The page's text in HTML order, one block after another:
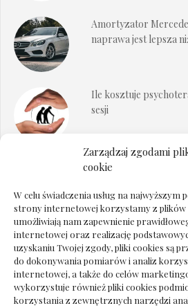
Zarządzaj zgodami
cookie
W celu świadczenia usług na najwyższym
strony internetowej korzystamy z plików
umożliwiają nam zapewnienie
internetowej oraz realizację
uzyskaniu Twojej zgody, pliki cookies są
do dokonywania pomiarów i analiz
internetowej, a także do celów
wykorzystuje również pliki cookies
korzystania z zewnętrznych narzędzi
Amortyzator
naprawa jest lepsza
Ile kosztuje
sesji
Dokumenty do
Deska podłogowa do
pośpiechu